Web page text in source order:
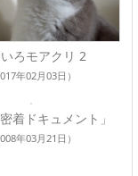
ろモアクリ 2
年02月03日）
着ドキュメント」
年03月21日）